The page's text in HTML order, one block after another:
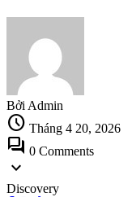
Bởi Admin
schedule Tháng 4 20, 2026
forum 0 Comments
expand_more
Discovery